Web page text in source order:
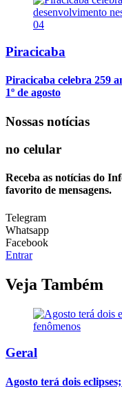
04
Piracicaba
Piracicaba celebra 259
1º de agosto
Nossas notícias
no celular
Receba as notícias do
favorito de mensagens.
Telegram
Whatsapp
Facebook
Entrar
Veja Também
Geral
Agosto terá dois